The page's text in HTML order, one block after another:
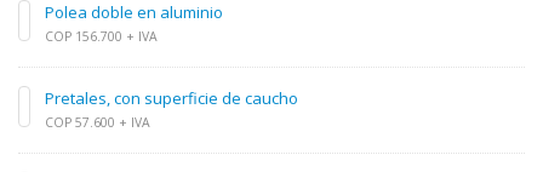
Polea doble en aluminio
COP 156.700 + IVA
Pretales, con superficie de caucho
COP 57.600 + IVA